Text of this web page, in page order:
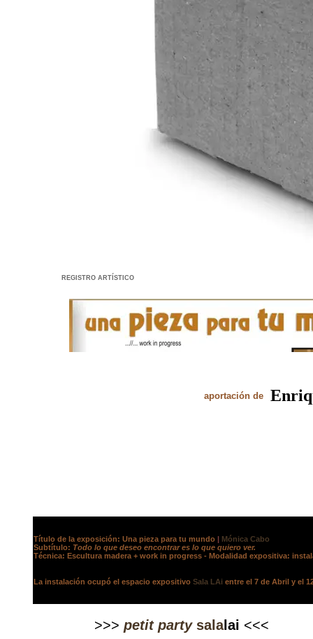
REGISTRO ARTÍSTICO
aportación de
Título de la exposición: Una pieza para tu mundo| Mónica Cabo
Subtítulo: Todo lo que deseo encontrar es lo que quiero ver.
Técnica: Escultura madera + work in progress - Modalidad expositiva:
La instalación ocupó el espacio expositivo Sala LAi entre el 7 de Abril y el
>>> petit partysalalai <<<